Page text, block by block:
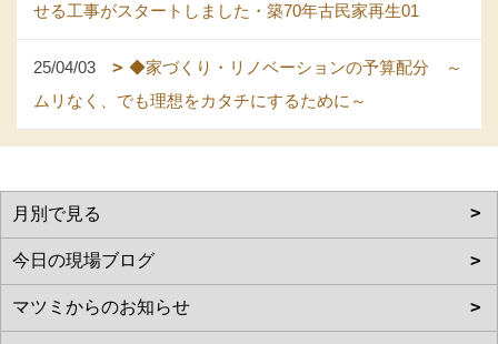
せる工事がスタートしました・築70年古民家再生01
25/04/03
◆家づくり・リノベーションの予算配分 ～
ムリなく、でも理想をカタチにするために～